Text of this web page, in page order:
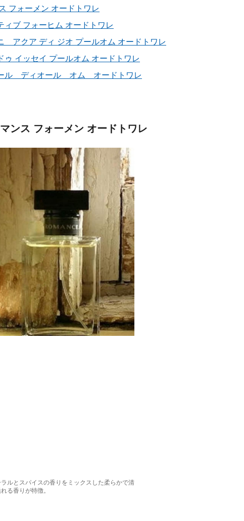
フォーメン オードトワレ
ブ フォーヒム オードトワレ
アクア ディ ジオ プールオム オードトワレ
イッセイ プールオム オードトワレ
ル ディオール オム オードトワレ
ンス フォーメン オードトワレ
ラルとスパイスの香りをミックスした柔らかで清
る香りが特徴。